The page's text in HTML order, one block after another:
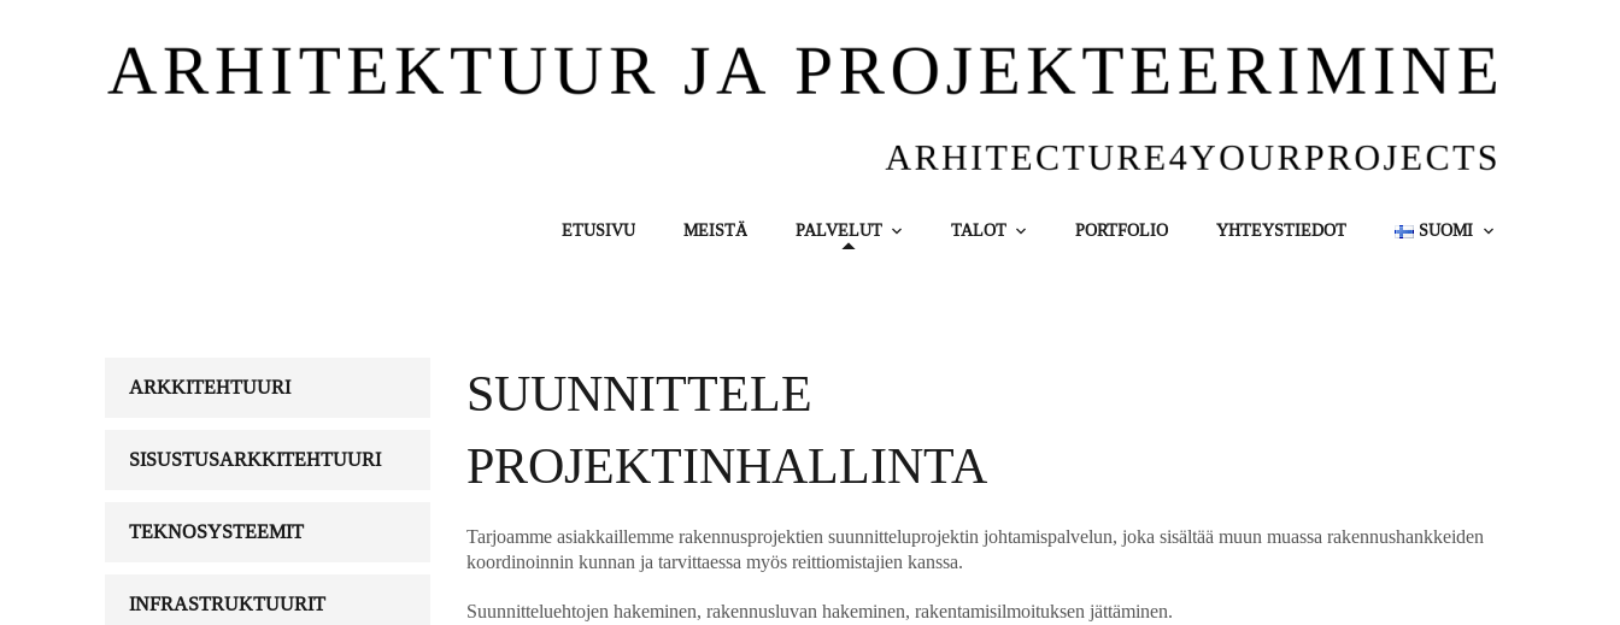
ETUSIVU MEISTÄ PALVELUT TALOT PORTFOLIO YHTEYSTIEDOT SUOMI
ARKKITEHTUURI
SISUSTUSARKKITEHTUURI
TEKNOSYSTEEMIT
INFRASTRUKTUURIT
SUUNNITTELE
PROJEKTINHALLINTA
Tarjoamme asiakkaillemme rakennusprojektien suunnitteluprojektin johtamispalvelun, joka sisältää muun muassa rakennushankkeiden
koordinoinnin kunnan ja tarvittaessa myös reittiomistajien kanssa.
Suunnitteluehtojen hakeminen, rakennusluvan hakeminen, rakentamisilmoituksen jättäminen.